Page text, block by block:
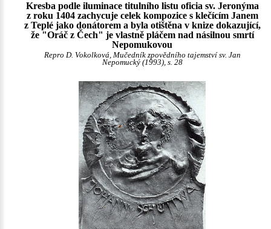
Kresba podle iluminace titulního listu oficia sv. Jeronýma
z roku 1404 zachycuje celek kompozice s klečícím Janem
z Teplé jako donátorem a byla otištěna v knize dokazující,
že "Oráč z Čech" je vlastně pláčem nad násilnou smrtí
Nepomukovou
Repro D. Vokolková, Mučedník zpovědního tajemství sv. Jan
Nepomucký (1993), s. 28